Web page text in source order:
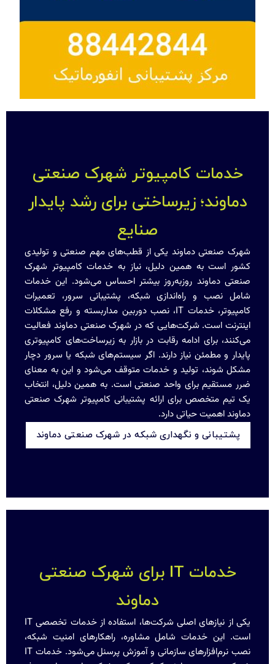
خدمات کامپیوتر شهرک صنعتی
دماوند؛ زیرساختی برای رشد پایدار
صنایع
شهرک صنعتی دماوند یکی از قطب‌های مهم صنعتی و تولیدی
کشور است به همین دلیل، نیاز به خدمات کامپیوتر شهرک
صنعتی دماوند روزبه‌روز بیشتر احساس می‌شود. این خدمات
شامل نصب و راه‌اندازی شبکه، پشتیبانی سرور، تعمیرات
کامپیوتر، خدمات IT، نصب دوربین مداربسته و رفع مشکلات
اینترنت است. شرکت‌هایی که در شهرک صنعتی دماوند فعالیت
می‌کنند، برای ادامه رقابت در بازار به زیرساخت‌های کامپیوتری
پایدار و مطمئن نیاز دارند. اگر سیستم‌های شبکه یا سرور دچار
مشکل شوند، تولید و خدمات متوقف می‌شود و این به معنای
ضرر مستقیم برای واحد صنعتی است. به همین دلیل، انتخاب
یک تیم متخصص برای ارائه پشتیبانی کامپیوتر شهرک صنعتی
دماوند اهمیت حیاتی دارد.
پشتیبانی و نگهداری شبکه در شهرک صنعتی دماوند
خدمات IT برای شهرک صنعتی
دماوند
یکی از نیازهای اصلی شرکت‌ها، استفاده از خدمات تخصصی IT
است. این خدمات شامل مشاوره، راهکارهای امنیت شبکه،
نصب نرم‌افزارهای سازمانی و آموزش پرسنل می‌شود. خدمات IT